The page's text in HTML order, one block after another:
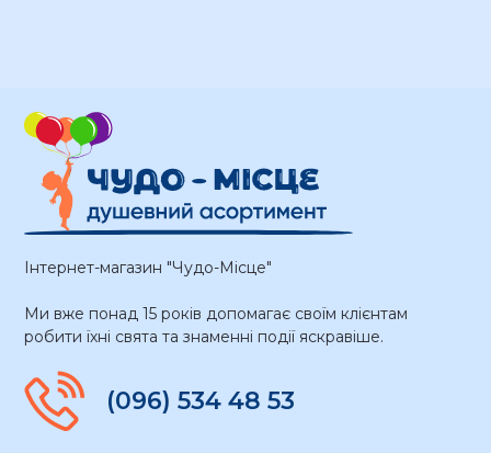
Інтернет-магазин "Чудо-Місце"
Ми вже понад 15 років допомагає своїм клієнтам
робити їхні свята та знаменні події яскравіше.
(096) 534 48 53